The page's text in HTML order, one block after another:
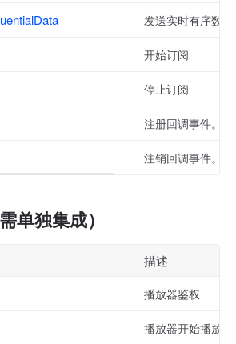
发送实时有序数据
开始订阅
停止订阅
注册回调事件。
注销回调事件。
单独集成）
描述
播放器鉴权
播放器开始播放